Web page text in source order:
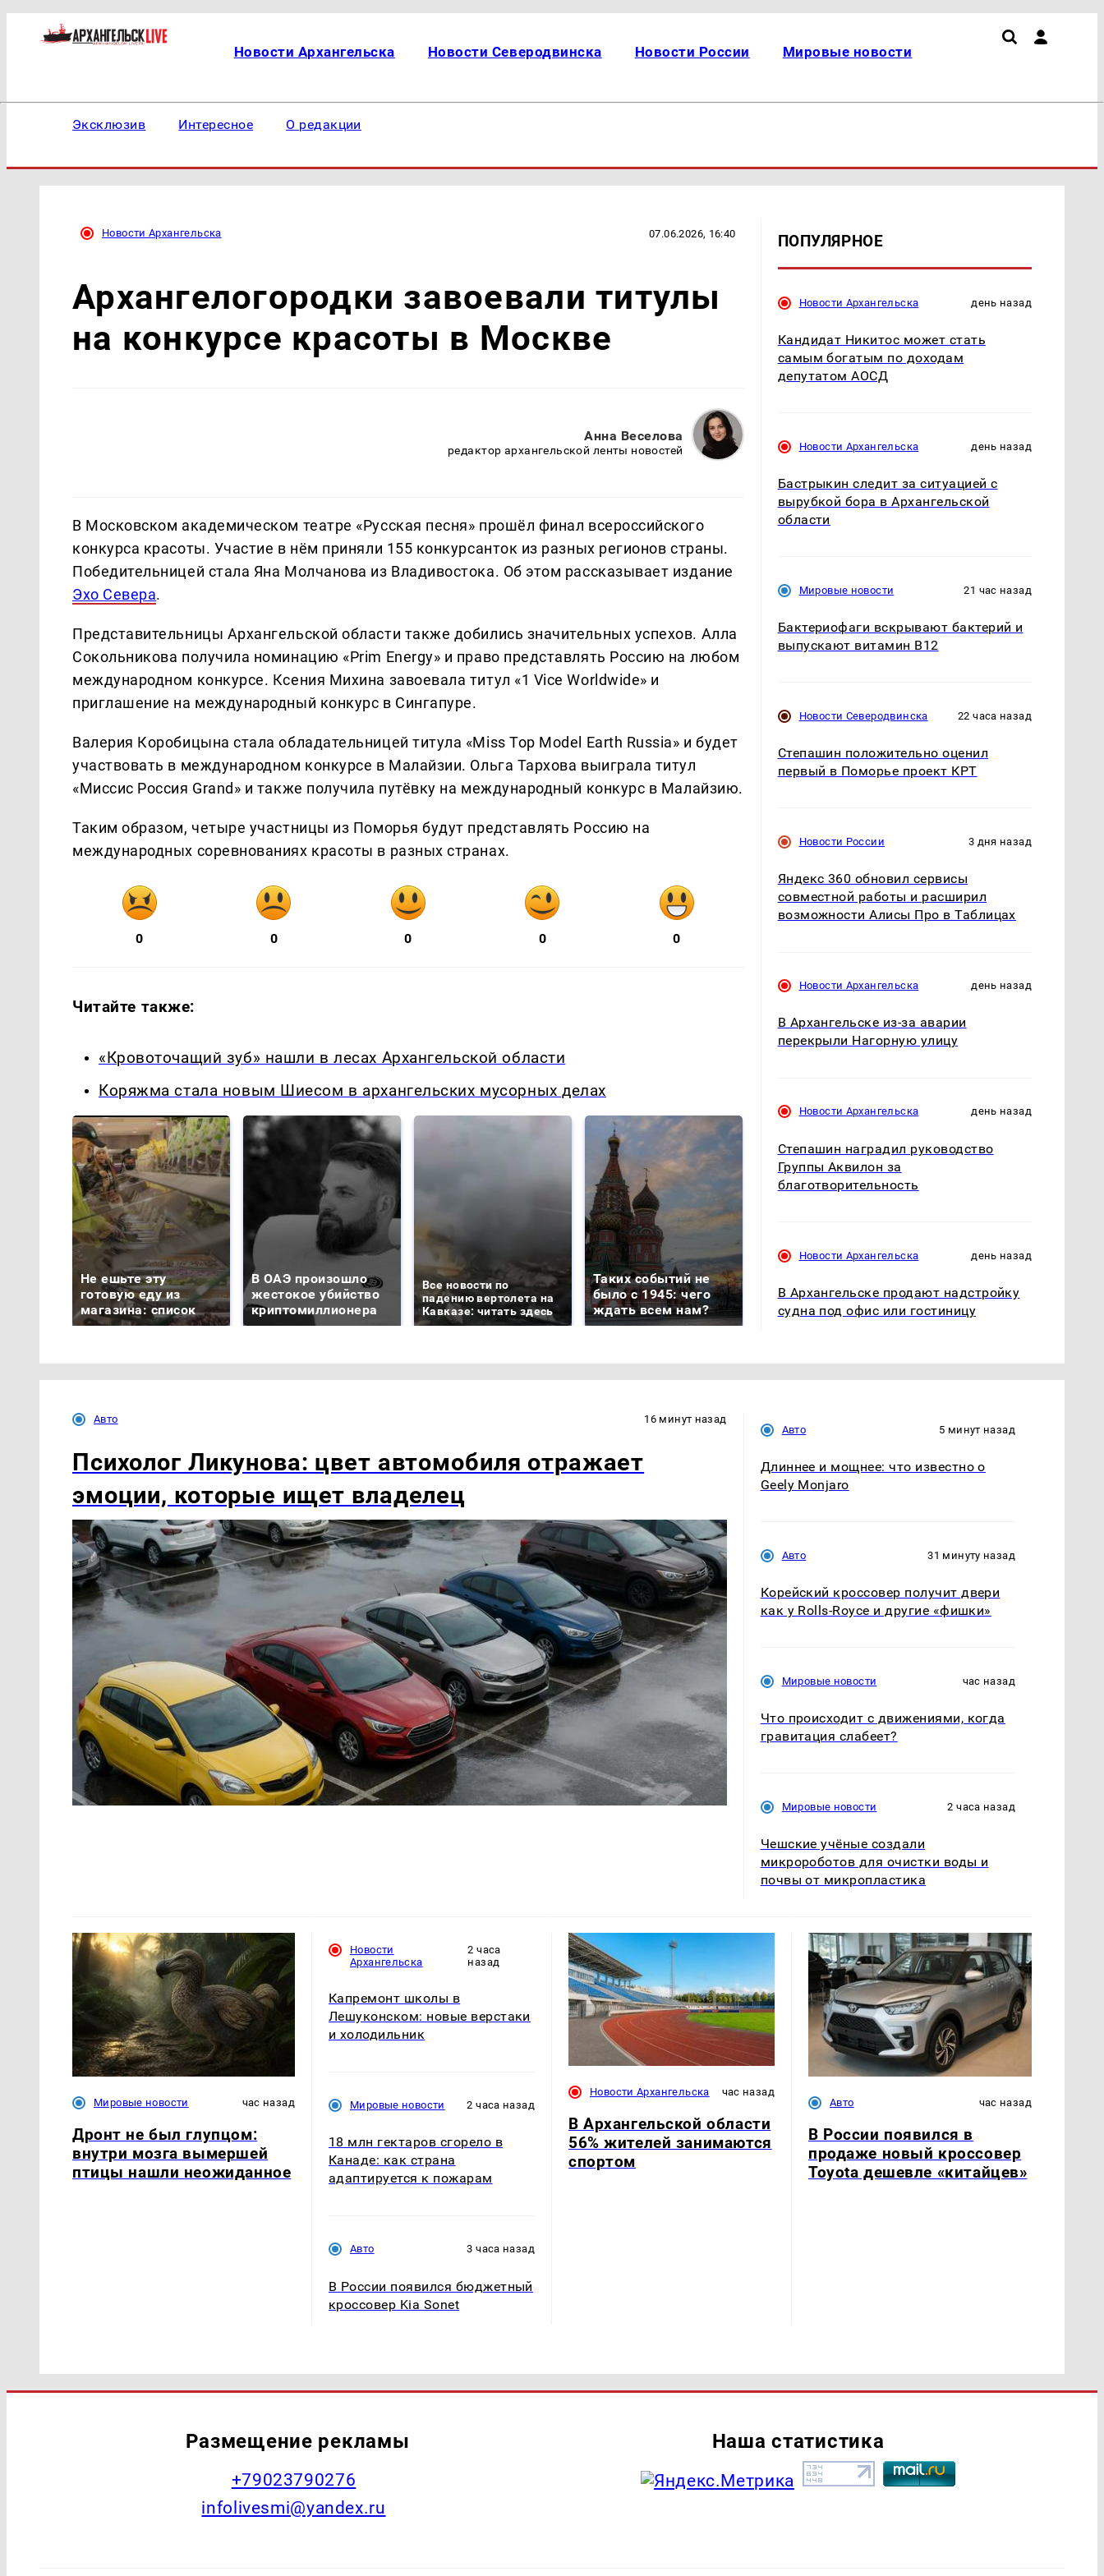
Новости Архангельска Новости Северодвинска Новости России Мировые новости
Эксклюзив Интересное О редакции
Новости Архангельска 07.06.2026, 16:40
Архангелогородки завоевали титулы
на конкурсе красоты в Москве
Анна Веселова
редактор архангельской ленты новостей
В Московском академическом театре «Русская песня» прошёл финал всероссийского
конкурса красоты. Участие в нём приняли 155 конкурсанток из разных регионов страны.
Победительницей стала Яна Молчанова из Владивостока. Об этом рассказывает издание
Эхо Севера.
Представительницы Архангельской области также добились значительных успехов. Алла
Сокольникова получила номинацию «Prim Energy» и право представлять Россию на любом
международном конкурсе. Ксения Михина завоевала титул «1 Vice Worldwide» и
приглашение на международный конкурс в Сингапуре.
Валерия Коробицына стала обладательницей титула «Miss Top Model Earth Russia» и будет
участвовать в международном конкурсе в Малайзии. Ольга Тархова выиграла титул
«Миссис Россия Grand» и также получила путёвку на международный конкурс в Малайзию.
Таким образом, четыре участницы из Поморья будут представлять Россию на
международных соревнованиях красоты в разных странах.
0 0 0 0 0
Читайте также:
«Кровоточащий зуб» нашли в лесах Архангельской области
Коряжма стала новым Шиесом в архангельских мусорных делах
Не ешьте эту
готовую еду из
магазина: список
В ОАЭ произошло
жестокое убийство
криптомиллионера
Все новости по
падению вертолета на
Кавказе: читать здесь
Таких событий не
было с 1945: чего
ждать всем нам?
ажиотаж из-за этого
продукта: что купить?
СМИ: В Химках на
машину напали и
подожгли.
ПОПУЛЯРНОЕ
Новости Архангельска день назад
Кандидат Никитос может стать
самым богатым по доходам
депутатом АОСД
Новости Архангельска день назад
Бастрыкин следит за ситуацией с
вырубкой бора в Архангельской
области
Мировые новости 21 час назад
Бактериофаги вскрывают бактерий и
выпускают витамин B12
Новости Северодвинска 22 часа назад
Степашин положительно оценил
первый в Поморье проект КРТ
Новости России 3 дня назад
Яндекс 360 обновил сервисы
совместной работы и расширил
возможности Алисы Про в Таблицах
Новости Архангельска день назад
В Архангельске из-за аварии
перекрыли Нагорную улицу
Новости Архангельска день назад
Степашин наградил руководство
Группы Аквилон за
благотворительность
Новости Архангельска день назад
В Архангельске продают надстройку
судна под офис или гостиницу
Авто 16 минут назад
Психолог Ликунова: цвет автомобиля отражает
эмоции, которые ищет владелец
Авто 5 минут назад
Длиннее и мощнее: что известно о
Geely Monjaro
Авто 31 минуту назад
Корейский кроссовер получит двери
как у Rolls-Royce и другие «фишки»
Мировые новости час назад
Что происходит с движениями, когда
гравитация слабеет?
Мировые новости 2 часа назад
Чешские учёные создали
микророботов для очистки воды и
почвы от микропластика
Мировые новости час назад
Дронт не был глупцом:
внутри мозга вымершей
птицы нашли неожиданное
Новости
Архангельска
2 часа
назад
Капремонт школы в
Лешуконском: новые верстаки
и холодильник
Мировые новости 2 часа назад
18 млн гектаров сгорело в
Канаде: как страна
адаптируется к пожарам
Авто 3 часа назад
В России появился бюджетный
кроссовер Kia Sonet
Новости Архангельска час назад
В Архангельской области
56% жителей занимаются
спортом
Авто час назад
В России появился в
продаже новый кроссовер
Toyota дешевле «китайцев»
Размещение рекламы
+79023790276
infolivesmi@yandex.ru
Наша статистика